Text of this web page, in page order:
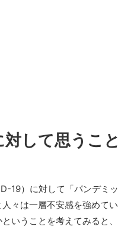
対して思うこと
19）に対して「パンデミッ
々は一層不安感を強めてい
いうことを考えてみると、